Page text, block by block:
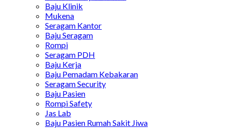
Baju Klinik
Mukena
Seragam Kantor
Baju Seragam
Rompi
Seragam PDH
Baju Kerja
Baju Pemadam Kebakaran
Seragam Security
Baju Pasien
Rompi Safety
Jas Lab
Baju Pasien Rumah Sakit Jiwa